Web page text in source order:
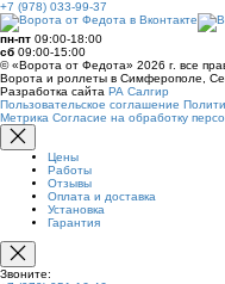
+7 (978) 033-99-37
пн-пт 09:00-18:00
сб 09:00-15:00
© «Ворота от Федота» 2026 г. все
Ворота и роллеты в Симферополе,
Разработка сайта РА Салгир
Пользовательское соглашение
Метрика Согласие на обработку
Цены
Работы
Отзывы
Оплата и доставка
Установка
Гарантия
Звоните: